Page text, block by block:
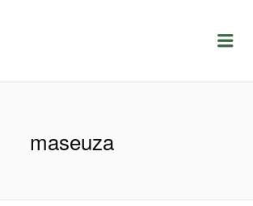
LOCURIDEMUNCACLUJ.NET
maseuza